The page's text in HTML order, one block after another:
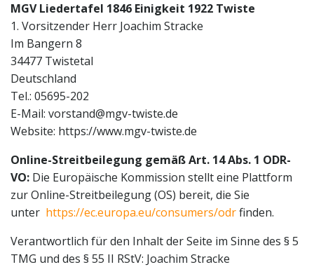
MGV Liedertafel 1846 Einigkeit 1922 Twiste
1. Vorsitzender Herr Joachim Stracke
Im Bangern 8
34477 Twistetal
Deutschland
Tel.: 05695-202
E-Mail: vorstand@mgv-twiste.de
Website: https://www.mgv-twiste.de
Online-Streitbeilegung gemäß Art. 14 Abs. 1 ODR-
VO: Die Europäische Kommission stellt eine Plattform
zur Online-Streitbeilegung (OS) bereit, die Sie
unter https://ec.europa.eu/consumers/odrfinden.
Verantwortlich für den Inhalt der Seite im Sinne des § 5
TMG und des § 55 II RStV: Joachim Stracke